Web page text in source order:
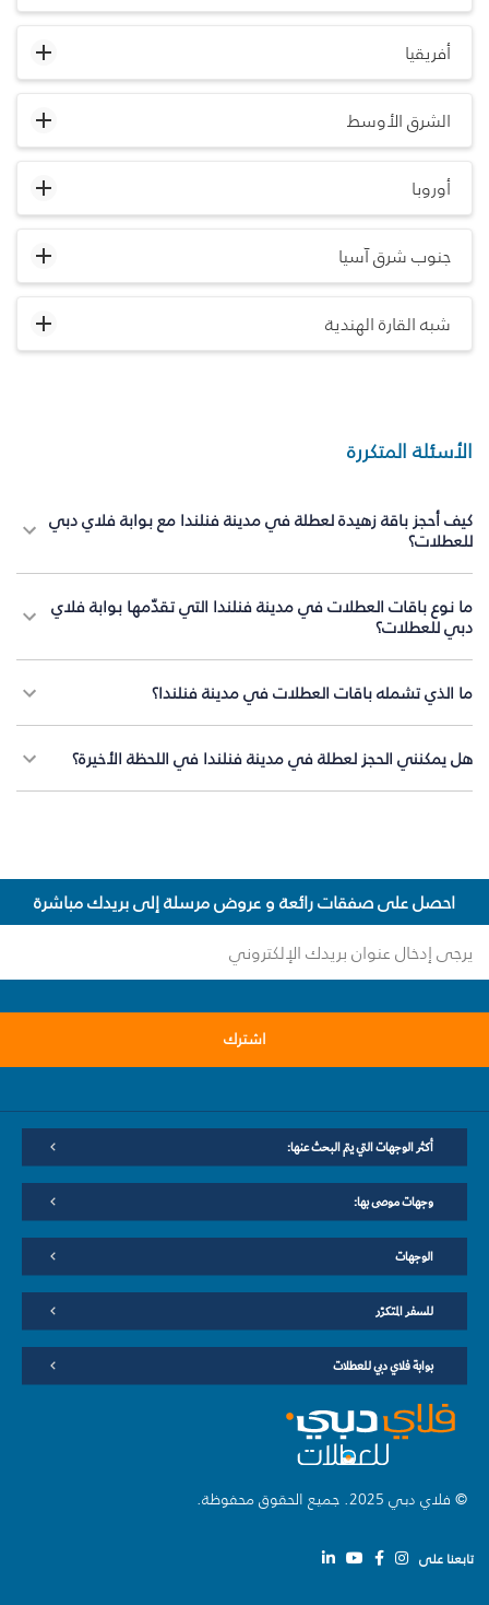
أفريقيا
الشرق الأوسط
أوروبا
جنوب شرق آسيا
شبه القارة الهندية
الأسئلة المتكررة
كيف أحجز باقة زهيدة لعطلة في مدينة فنلندا مع بوابة فلاي دبي
للعطلات؟
ما نوع باقات العطلات في مدينة فنلندا التي تقدّمها بوابة فلاي
دبي للعطلات؟
ما الذي تشمله باقات العطلات في مدينة فنلندا؟
هل يمكنني الحجز لعطلة في مدينة فنلندا في اللحظة الأخيرة؟
احصل على صفقات رائعة و عروض مرسلة إلى بريدك مباشرة
اشترك
أكثر الوجهات التي يتم البحث عنها:
وجهات موصى بها:
الوجهات
للسفر المتكرّر
بوابة فلاي دبي للعطلات
© فلاي دبي 2025. جميع الحقوق محفوظة.
تابعنا على